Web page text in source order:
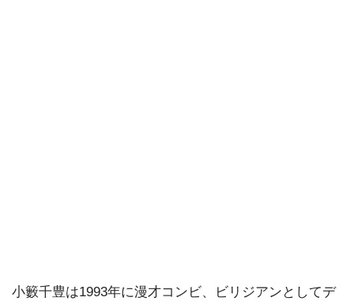
小籔千豊は1993年に漫才コンビ、ビリジアンとしてデ